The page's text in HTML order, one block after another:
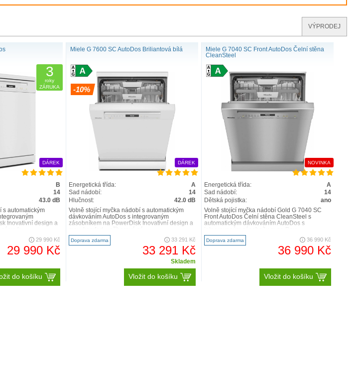
výsledky
dávkování na světe s integrovaným PowerDiskem2. Myčky nádobí a exkluzivní
systémem – dávkování probíhá v závislosti na programu a v optimálním časovém
20 mycích cyklů1
. Stačí jednou naprogramovat – poté již myje
AutoStart.
VÝPRODEJ
3
roky
ZÁRUKA
DÁREK
B
14
43.0 dB
s automatickým
Inovativní design a
29 990 Kč
29 990 Kč
do košíku
Miele G 7600 SC AutoDos Briliantová bílá
-10%
DÁREK
Energetická třída:
A
Sad nádobí:
14
Hlučnost:
42.0 dB
Volně stojící myčka nádobí s automatickým
dávkováním AutoDos s integrovaným
zásobníkem na PowerDisk Inovativní design a
Doprava zdarma 33 291 Kč
33 291 Kč
Skladem
Vložit do košíku
Miele G 7040 SC Front AutoDos Čelní stěna
CleanSteel
NOVINKA
Energetická třída:
A
Sad nádobí:
14
Dětská pojistka:
ano
Volně stojící myčka nádobí Gold G 7040 SC
Front AutoDos Čelní stěna CleanSteel s
automatickým dávkováním AutoDos s
Doprava zdarma 36 990 Kč
36 990 Kč
Vložit do košíku